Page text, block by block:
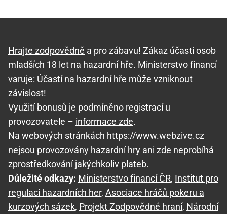
Hrajte zodpovědně a pro zábavu! Zákaz účasti osob
mladších 18 let na hazardní hře. Ministerstvo financí
varuje: Účastí na hazardní hře může vzniknout
závislost!
Využití bonusů je podmíněno registrací u
provozovatele – informace zde.
Na webových stránkách https://www.webzive.cz
nejsou provozovány hazardní hry ani zde neprobíhá
zprostředkování jakýchkoliv plateb.
Důležité odkazy: Ministerstvo financí ČR, Institut pro
regulaci hazardních her, Asociace hráčů pokeru a
kurzových sázek, Projekt Zodpovědné hraní, Národní